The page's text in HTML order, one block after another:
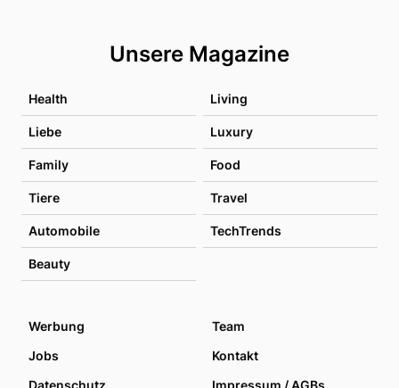
Unsere Magazine
Health Living
Liebe Luxury
Family Food
Tiere Travel
Automobile TechTrends
Beauty
Werbung
Team
Jobs
Kontakt
Datenschutz
Impressum / AGBs